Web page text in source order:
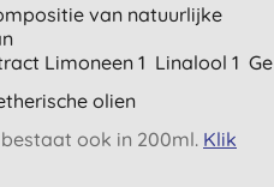
van natuurlijke
Limoneen 1 Linalool 1
olien
ook in 200ml. Klik